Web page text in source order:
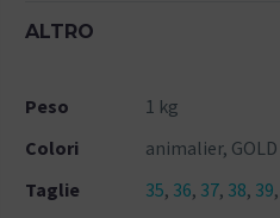
ALTRO
Peso
1 kg
Colori
animalier, GOLD
Taglie
35, 36, 37, 38, 39,